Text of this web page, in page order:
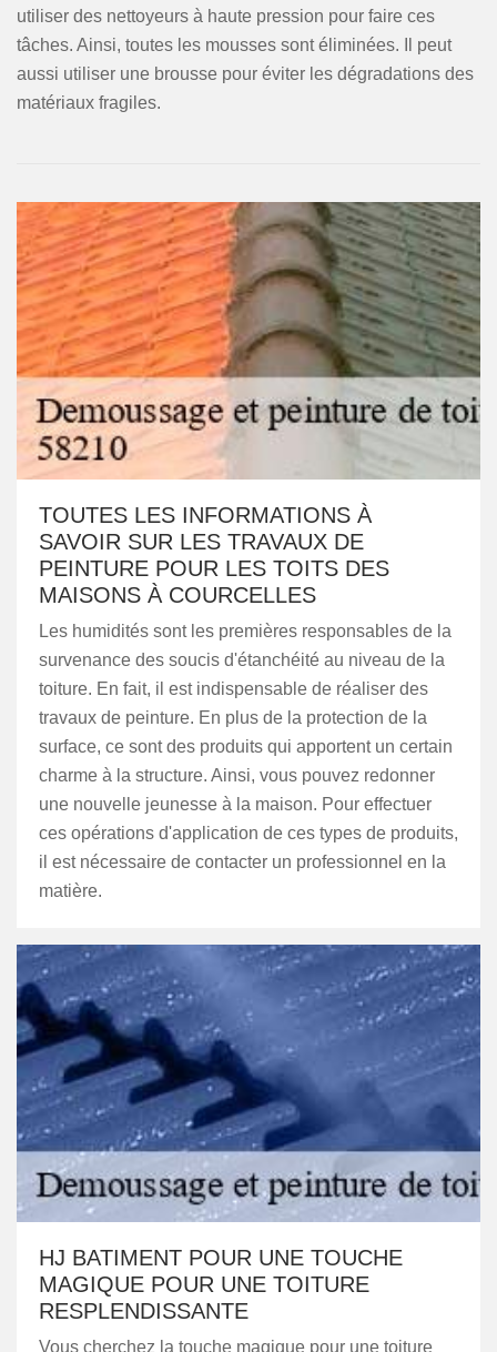
utiliser des nettoyeurs à haute pression pour faire ces
tâches. Ainsi, toutes les mousses sont éliminées. Il peut
aussi utiliser une brousse pour éviter les dégradations des
matériaux fragiles.
TOUTES LES INFORMATIONS À
SAVOIR SUR LES TRAVAUX DE
PEINTURE POUR LES TOITS DES
MAISONS À COURCELLES
Les humidités sont les premières responsables de la
survenance des soucis d'étanchéité au niveau de la
toiture. En fait, il est indispensable de réaliser des
travaux de peinture. En plus de la protection de la
surface, ce sont des produits qui apportent un certain
charme à la structure. Ainsi, vous pouvez redonner
une nouvelle jeunesse à la maison. Pour effectuer
ces opérations d'application de ces types de produits,
il est nécessaire de contacter un professionnel en la
matière.
HJ BATIMENT POUR UNE TOUCHE
MAGIQUE POUR UNE TOITURE
RESPLENDISSANTE
Vous cherchez la touche magique pour une toiture